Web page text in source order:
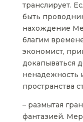
транслирует.
быть
нахождение
благим
экономист,
докапываться
ненадежность
пространства
– размытая
фантазией.